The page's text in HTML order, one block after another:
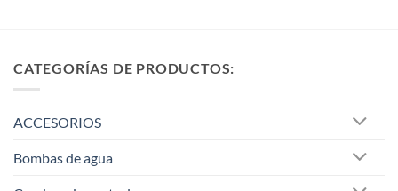
CATEGORÍAS DE PRODUCTOS:
ACCESORIOS
Bombas de agua